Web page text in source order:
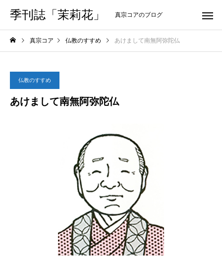
季刊誌「茉莉花」 真宗コアのブログ
真宗コア 仏教のすすめ あけまして南無阿弥陀仏
仏教のすすめ
あけまして南無阿弥陀仏